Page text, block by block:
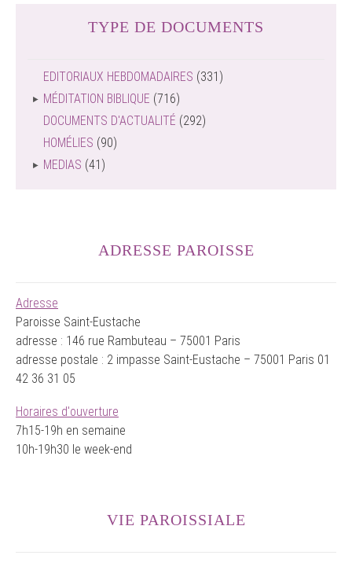
TYPE DE DOCUMENTS
EDITORIAUX HEBDOMADAIRES (331)
MÉDITATION BIBLIQUE (716)
DOCUMENTS D'ACTUALITÉ (292)
HOMÉLIES (90)
MEDIAS (41)
ADRESSE PAROISSE
Adresse
Paroisse Saint-Eustache
adresse : 146 rue Rambuteau – 75001 Paris
adresse postale : 2 impasse Saint-Eustache – 75001 Paris 01
42 36 31 05
Horaires d'ouverture
7h15-19h en semaine
10h-19h30 le week-end
VIE PAROISSIALE